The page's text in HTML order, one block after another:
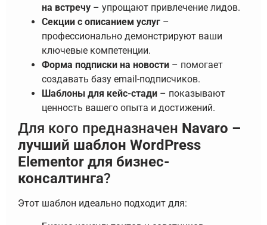
на встречу – упрощают привлечение лидов.
Секции с описанием услуг –
профессионально демонстрируют ваши
ключевые компетенции.
Форма подписки на новости – помогает
создавать базу email-подписчиков.
Шаблоны для кейс-стади – показывают
ценность вашего опыта и достижений.
Для кого предназначен Navaro –
лучший шаблон WordPress
Elementor для бизнес-
консалтинга?
Этот шаблон идеально подходит для: